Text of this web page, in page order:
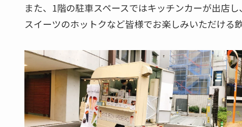
また、1階の駐車スペースではキッチンカーが出店
スイーツのホットクなど皆様でお楽しみいただける